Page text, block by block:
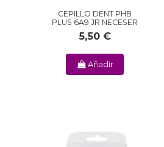
CEPILLO DENT PHB
PLUS 6A9 JR NECESER
5,50 €
Añadir